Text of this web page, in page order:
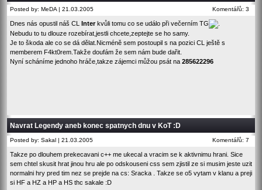
Posted by: MeDA | 21.03.2005 Komentářů: 3
Dnes nás opustil náš CL Interkvůli tomu co se událo při večerním TG
Nebudu to tu dlouze rozebírat,jestli chcete,zeptejte se ho samy.
Je to škoda ale co se dá dělat.Nicméně sem postoupil s na pozici CL ještě s
memberem F4kt0rem.Takže doufám že sem nám bude dařit.
Nyní scháníme jednoho hráče,takze zájemci můžou psát na 285622296
Navrat Legendy aneb konec spatnych dnu v KoT :D
Posted by: Sakal | 21.03.2005 Komentářů: 7
Takze po dlouhem prekecavani c++ me ukecal a vracim se k aktivnimu hrani. Sice
sem chtel skusit hrat jinou hru ale po odskouseni css sem zjistil ze si musim jeste uzit
normalni hry pred tim nez se prejde na cs: Sracka . Takze se o5 vytam v klanu a preji
si HF a HZ a HP a HS thc sakale :D